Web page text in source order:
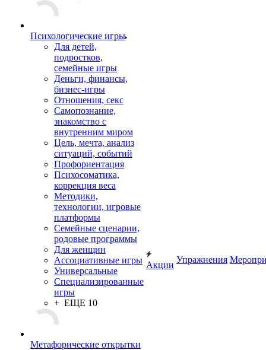
Психологические игры
Для детей,
подростков,
семейные игры
Деньги, финансы,
бизнес-игры
Отношения, секс
Самопознание,
знакомство с
внутренним миром
Цель, мечта, анализ
ситуаций, событий
Профориентация
Психосоматика,
коррекция веса
Методики,
технологии, игровые
платформы
Семейные сценарии,
родовые программы
Для женщин
Ассоциативные игры
Универсальные
Специализированные
игры
+ ЕЩЕ 10
Метафорические открытки
Акции
Упражнения